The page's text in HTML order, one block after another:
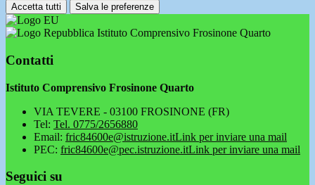
Accetta tutti Salva le preferenze
Istituto Comprensivo Frosinone Quarto
Contatti
Istituto Comprensivo Frosinone Quarto
VIA TEVERE - 03100 FROSINONE (FR)
Tel: Tel. 0775/2656880
Email: fric84600e@istruzione.itLink per inviare una mail
PEC: fric84600e@pec.istruzione.itLink per inviare una mail
Seguici su